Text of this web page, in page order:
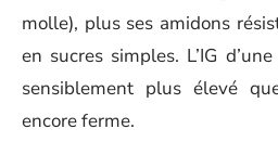
molle), plus ses amidons
en sucres simples. L’IG
sensiblement plus élevé
encore ferme.